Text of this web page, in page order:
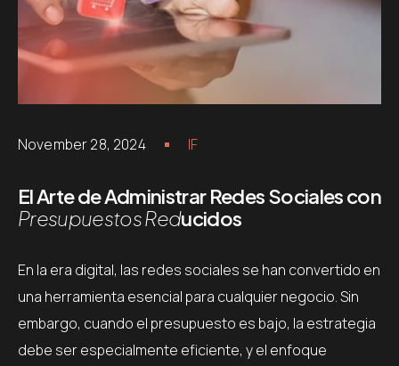
November 28, 2024 IF
El Arte de Administrar Redes Sociales con
Presupuestos Reducidos
En la era digital, las redes sociales se han convertido en
una herramienta esencial para cualquier negocio. Sin
embargo, cuando el presupuesto es bajo, la estrategia
debe ser especialmente eficiente, y el enfoque